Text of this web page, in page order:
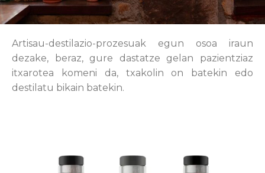
Artisau-destilazio-prozesuak egun osoa iraun
dezake, beraz, gure dastatze gelan pazientziaz
itxarotea komeni da, txakolin on batekin edo
destilatu bikain batekin.